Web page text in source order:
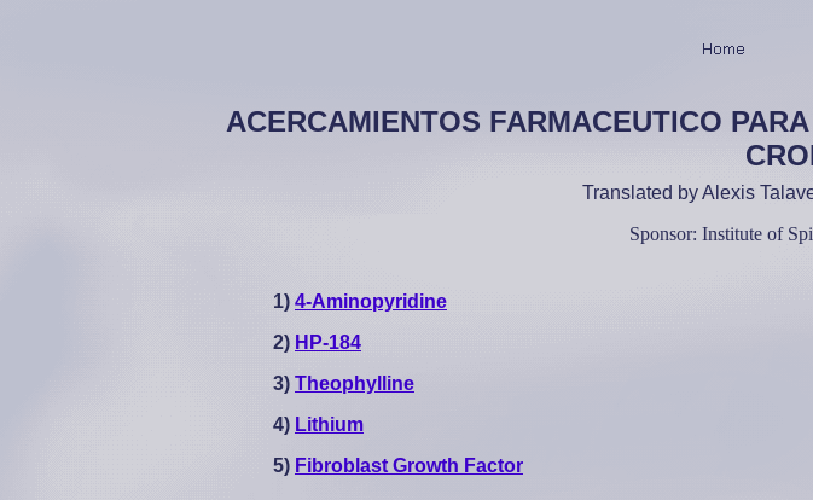
ACERCAMIENTOS FARMACEUTICO
Translated by Alexis
Sponsor: Institute of
1) 4-Aminopyridine
2) HP-184
3) Theophylline
4) Lithium
5) Fibroblast Growth Factor